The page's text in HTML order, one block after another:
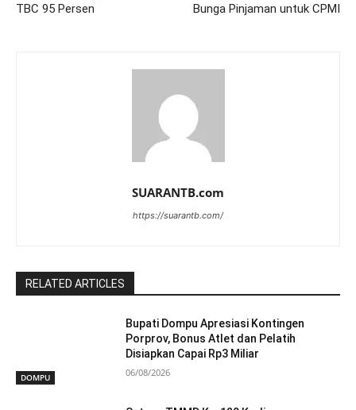
TBC 95 Persen
Bunga Pinjaman untuk CPMI
SUARANTB.com
https://suarantb.com/
RELATED ARTICLES
DOMPU
Bupati Dompu Apresiasi Kontingen
Porprov, Bonus Atlet dan Pelatih
Disiapkan Capai Rp3 Miliar
06/08/2026